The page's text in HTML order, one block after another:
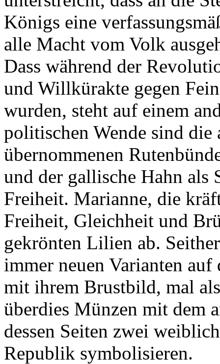
Königs eine
alle Macht vom Volk
Dass während der
und Willkürakte gegen
wurden, steht auf einem
politischen Wende sind
übernommenen
und der gallische Hahn als
Freiheit. Marianne, die
Freiheit, Gleichheit und
gekrönten Lilien ab.
immer neuen Varianten
mit ihrem Brustbild, mal
überdies Münzen mit dem
dessen Seiten zwei
Republik symbolisieren.